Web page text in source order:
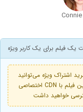
اشتراک ویژه می‌توانید
هر 2 ساعت یک‌بار درخواست همگام‌سازی لینک‌های این فیلم با CDN اختصاصی
خواهید داشت